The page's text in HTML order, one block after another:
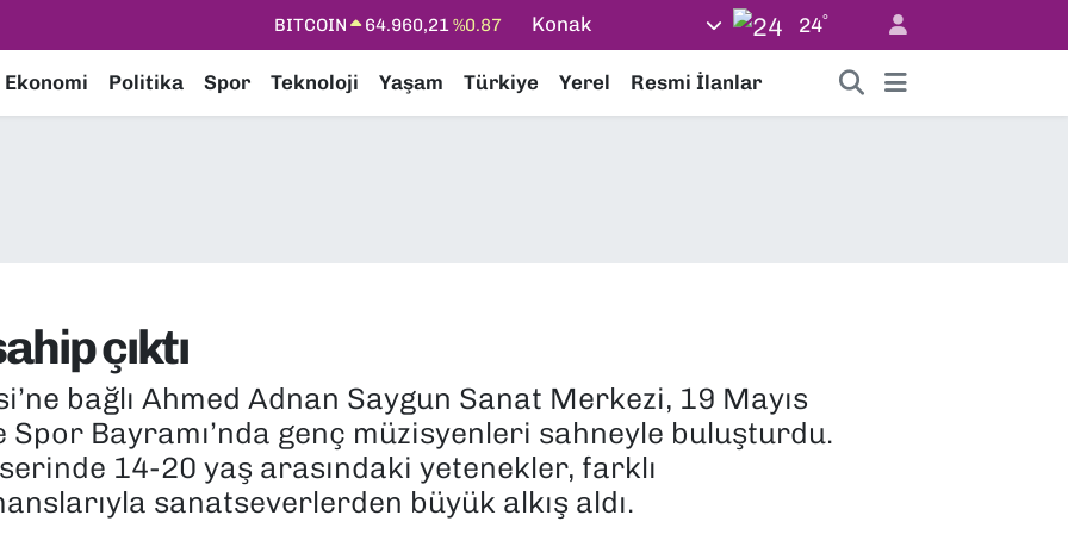
DOLAR 47,7436%0.18
EURO
55,2510
%0.32
STERLİN
64,4811%0.38
Konak 24°
Ekonomi Politika Spor Teknoloji Yaşam Türkiye Yerel Resmi İlanlar
çıktı
bağlı Ahmed Adnan Saygun Sanat Merkezi, 19 Mayıs
Spor Bayramı’nda genç müzisyenleri sahneyle buluşturdu.
14-20 yaş arasındaki yetenekler, farklı
sanatseverlerden büyük alkış aldı.